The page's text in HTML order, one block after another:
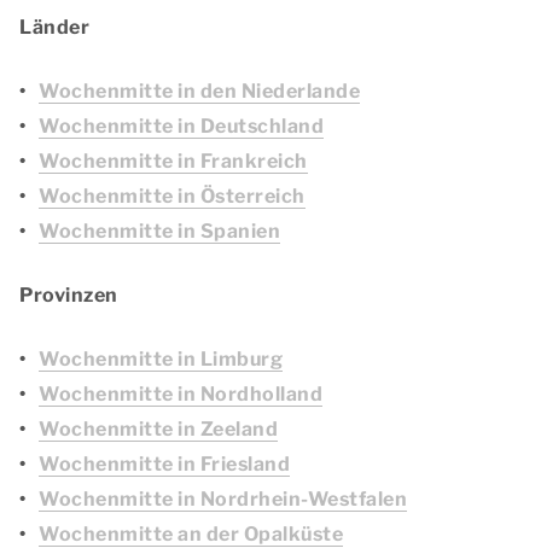
Länder
Wochenmitte in den Niederlande
Wochenmitte in Deutschland
Wochenmitte in Frankreich
Wochenmitte in Österreich
Wochenmitte in Spanien
Provinzen
Wochenmitte in Limburg
Wochenmitte in Nordholland
Wochenmitte in Zeeland
Wochenmitte in Friesland
Wochenmitte in Nordrhein-Westfalen
Wochenmitte an der Opalküste